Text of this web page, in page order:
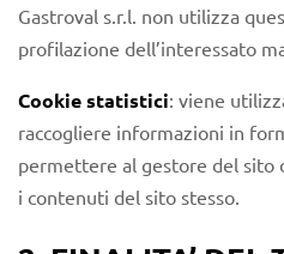
Gastroval s.r.l. non utilizza
profilazione dell’interessato
Cookie statistici: viene
raccogliere informazioni in
permettere al gestore del sito
i contenuti del sito stesso.